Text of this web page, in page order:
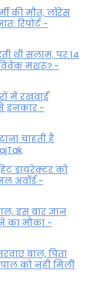
की मौत, लॉरेंस
रिपोर्ट -
थी सलाम, पर 14
मशरू? -
में रखवाईं
इनकार -
चाहती हैं
डायरेक्टर को
अवॉर्ड -
इस बार ज्ञान
का मौका -
बाल, पिता
को नही मिली